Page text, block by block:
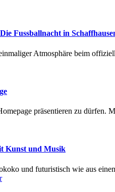
Fussballnacht in
Atmosphäre beim
präsentieren zu
Kunst und Musik
und futuristisch wie aus